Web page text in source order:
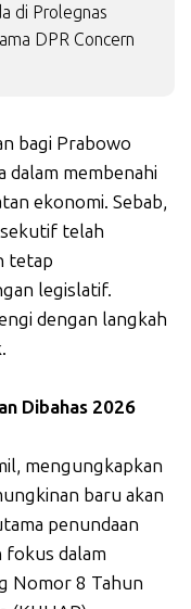
di Prolegnas
DPR Concern
bagi Prabowo
membenahi
ekonomi. Sebab,
telah
tetap
legislatif.
dengan langkah
Dibahas 2026
mengungkapkan
baru akan
penundaan
fokus dalam
Nomor 8 Tahun